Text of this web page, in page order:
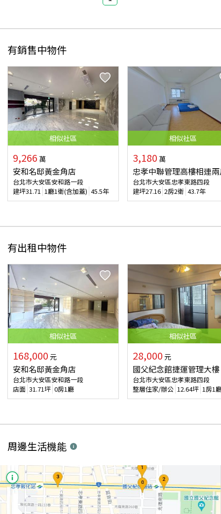
有銷售中物件
相似社區
9,266 萬
安和名邸黃金角店
台北市大安區安和路一段
建坪31.71 1廳1衛(含加蓋) 45.5年
相似社區
3,180 萬
忠孝中聯管理高樓相連
台北市大安區忠孝東路四段
建坪27.16 2房2衛 43.7年
有出租中物件
相似社區
168,000 元
安和名邸黃金角店
台北市大安區安和路一段
店面 31.71坪 0房1廳
相似社區
28,000 元
國父紀念館捷運管理大樓
台北市大安區忠孝東路四段
整層住家/辦公 12.64坪 1房1
周邊生活機能